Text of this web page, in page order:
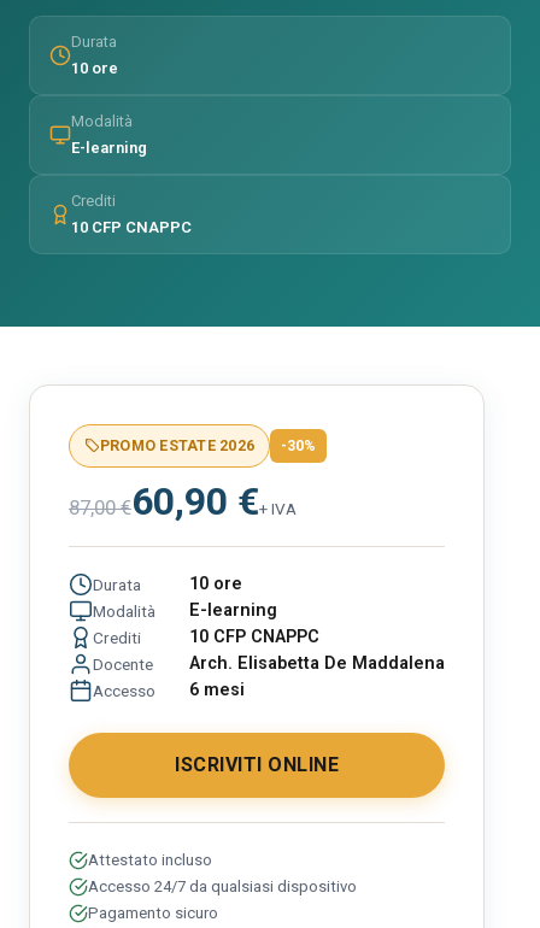
Durata
10 ore
Modalità
E-learning
Crediti
10 CFP CNAPPC
PROMO ESTATE 2026 -30%
87,00 €60,90 €+ IVA
Durata 10 ore
Modalità E-learning
Crediti 10 CFP CNAPPC
Docente Arch. Elisabetta De Maddalena
Accesso 6 mesi
ISCRIVITI ONLINE
Attestato incluso
Accesso 24/7 da qualsiasi dispositivo
Pagamento sicuro